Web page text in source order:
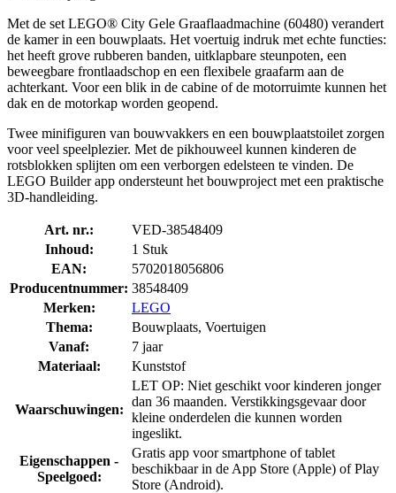
Met de set LEGO® City Gele Graaflaadmachine (60480) verandert
de kamer in een bouwplaats. Het voertuig indruk met echte functies:
het heeft grove rubberen banden, uitklapbare steunpoten, een
beweegbare frontlaadschop en een flexibele graafarm aan de
achterkant. Voor een blik in de cabine of de motorruimte kunnen het
dak en de motorkap worden geopend.
Twee minifiguren van bouwvakkers en een bouwplaatstoilet zorgen
voor veel speelplezier. Met de pikhouweel kunnen kinderen de
rotsblokken splijten om een verborgen edelsteen te vinden. De
LEGO Builder app ondersteunt het bouwproject met een praktische
3D-handleiding.
Art. nr.:
VED-38548409
Inhoud:
1 Stuk
EAN:
5702018056806
Producentnummer: 38548409
Merken:
LEGO
Thema:
Bouwplaats, Voertuigen
Vanaf:
7 jaar
Materiaal:
Kunststof
Waarschuwingen:
LET OP: Niet geschikt voor kinderen jonger
dan 36 maanden. Verstikkingsgevaar door
kleine onderdelen die kunnen worden
ingeslikt.
Eigenschappen -
Speelgoed:
Gratis app voor smartphone of tablet
beschikbaar in de App Store (Apple) of Play
Store (Android).